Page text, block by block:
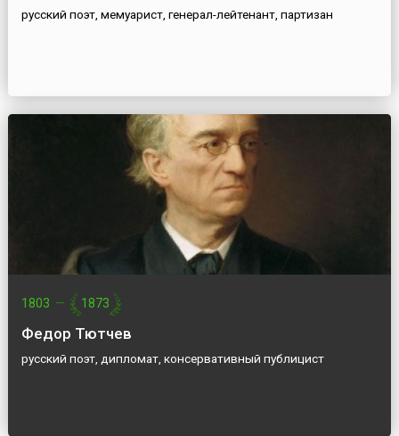
русский поэт, мемуарист, генерал-лейтенант, партизан
1803 — 1873
Федор Тютчев
русский поэт, дипломат, консервативный публицист